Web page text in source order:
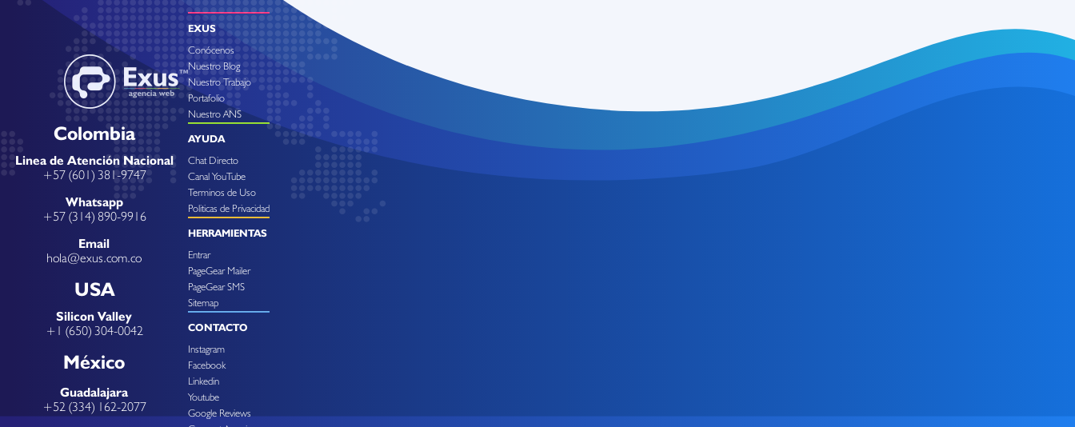
Colombia
Linea de Atención Nacional
+57 (601) 381-9747
Whatsapp
+57 (314) 890-9916
Email
hola@exus.com.co
USA
Silicon Valley
+1 (650) 304-0042
México
Guadalajara
+52 (334) 162-2077
EXUS
Conócenos
Nuestro Blog
Nuestro Trabajo
Portafolio
Nuestro ANS
AYUDA
Chat Directo
Canal YouTube
Terminos de Uso
Politicas de Privacidad
HERRAMIENTAS
Entrar
PageGear Mailer
PageGear SMS
Sitemap
CONTACTO
Instagram
Facebook
Linkedin
Youtube
Google Reviews